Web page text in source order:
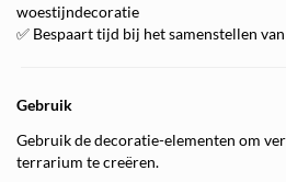
woestijndecoratie
✅ Bespaart tijd bij het samenstellen
Gebruik
Gebruik de decoratie-elementen om
terrarium te creëren.